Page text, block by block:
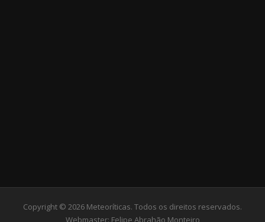
Copyright © 2026 Meteoríticas. Todos os direitos reservados.
Webmaster: Felipe Abrahão Monteiro